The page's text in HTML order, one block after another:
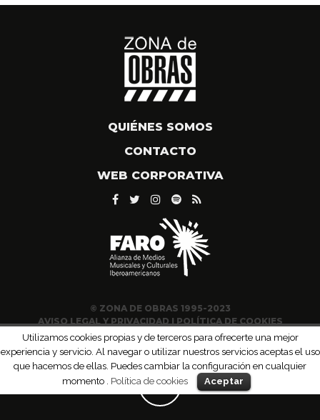
QUIÉNES SOMOS
CONTACTO
WEB CORPORATIVA
© ZONA DE OBRAS 1995-2023
AVISO LEGAL Y PRIVACIDAD|POLÍTICA DE COOKIES
Utilizamos cookies propias y de terceros para ofrecerte una mejor
experiencia y servicio. Al navegar o utilizar nuestros servicios aceptas el uso
que hacemos de ellas. Puedes cambiar la configuración en cualquier
momento . Política de cookies Aceptar